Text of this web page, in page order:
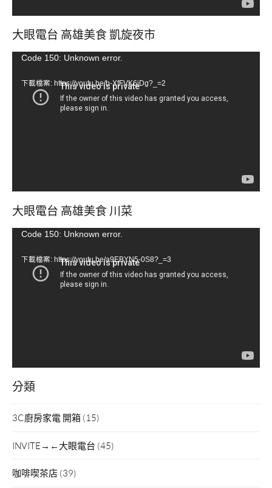
大眼電台 高雄美食 凱旋夜市
視Code 150: Unknown error.
下載檔案: https://youtu.be/b-XfFVK6jDg?_=2
大眼電台 高雄美食 川菜
視Code 150: Unknown error.
下載檔案: https://youtu.be/a9EBYN5-0S8?_=3
分類
3C廚房家電 開箱 (15)
INVITE→←大眼電台 (45)
咖啡喫茶店 (39)